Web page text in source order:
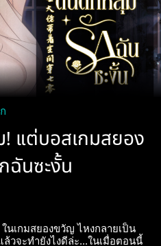
แต่บอสเกมสยอง
นซะงั้น
นเกมสยองขวัญ ไหงกลายเป็น
วจะทำยังไงดีล่ะ...ในเมื่อตอนนี้